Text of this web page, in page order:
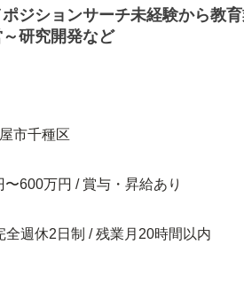
ジションサーチ未経験から教
研究開発など
市千種区
600万円 / 賞与・昇給あり
全週休2日制 / 残業月20時間以内